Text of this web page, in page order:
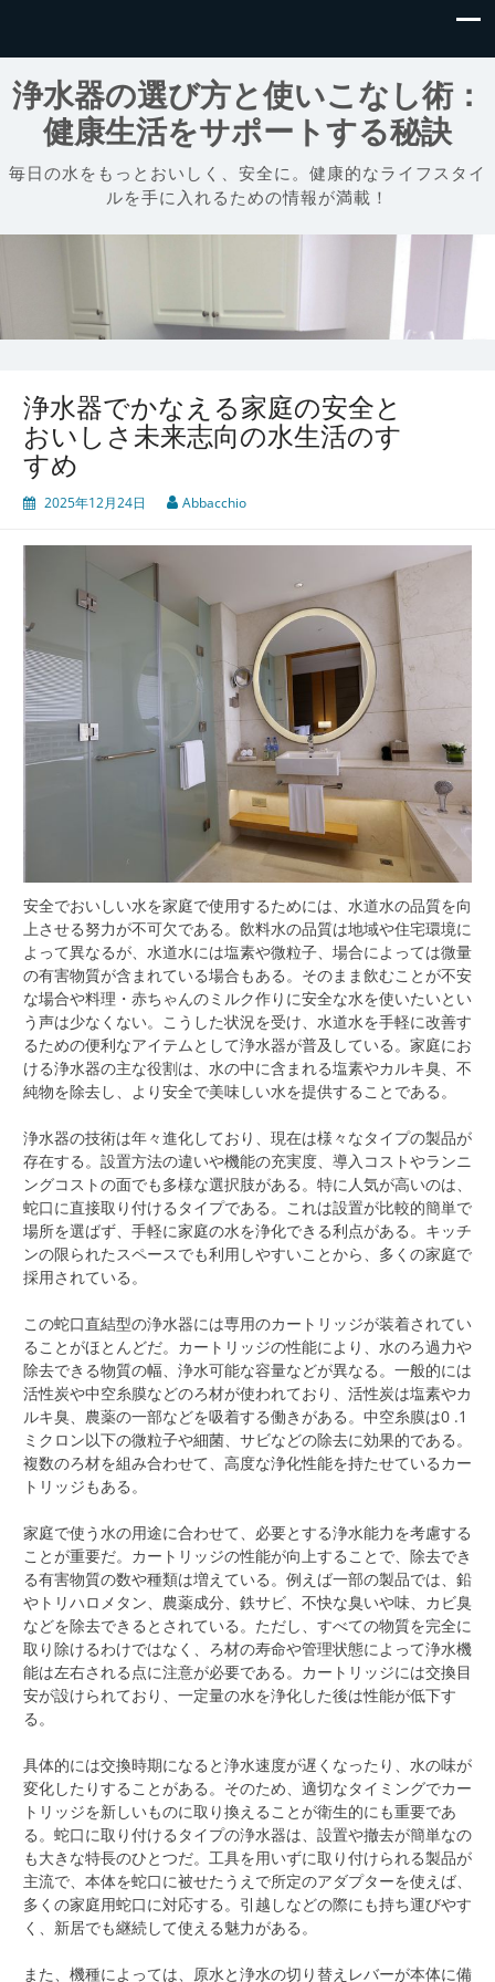
浄水器の選び方と使いこなし術：
健康生活をサポートする秘訣
毎日の水をもっとおいしく、安全に。健康的なライフスタイ
ルを手に入れるための情報が満載！
浄水器でかなえる家庭の安全と
おいしさ未来志向の水生活のす
すめ
2025年12月24日 Abbacchio
安全でおいしい水を家庭で使用するためには、水道水の品質を向
上させる努力が不可欠である。 飲料水の品質は地域や住宅環境に
よって異なるが、水道水には塩素や微粒子、場合によっては微量
の有害物質が含まれている場合もある。そのまま飲むことが不安
な場合や料理・赤ちゃんのミルク作りに安全な水を使いたいとい
う声は少なくない。こうした状況を受け、水道水を手軽に改善す
るための便利なアイテムとして浄水器が普及している。家庭にお
ける浄水器の主な役割は、水の中に含まれる塩素やカルキ臭、不
純物を除去し、より安全で美味しい水を提供することである。
浄水器の技術は年々進化しており、現在は様々なタイプの製品が
存在する。設置方法の違いや機能の充実度、導入コストやランニ
ングコストの面でも多様な選択肢がある。特に人気が高いのは、
蛇口に直接取り付けるタイプである。これは設置が比較的簡単で
場所を選ばず、手軽に家庭の水を浄化できる利点がある。キッチ
ンの限られたスペースでも利用しやすいことから、多くの家庭で
採用されている。
この蛇口直結型の浄水器には専用のカートリッジが装着されてい
ることがほとんどだ。カートリッジの性能により、水のろ過力や
除去できる物質の幅、浄水可能な容量などが異なる。一般的には
活性炭や中空糸膜などのろ材が使われており、活性炭は塩素やカ
ルキ臭、農薬の一部などを吸着する働きがある。中空糸膜は0 .1
ミクロン以下の微粒子や細菌、サビなどの除去に効果的である。
複数のろ材を組み合わせて、高度な浄化性能を持たせているカー
トリッジもある。
家庭で使う水の用途に合わせて、必要とする浄水能力を考慮する
ことが重要だ。カートリッジの性能が向上することで、除去でき
る有害物質の数や種類は増えている。例えば一部の製品では、鉛
やトリハロメタン、農薬成分、鉄サビ、不快な臭いや味、カビ臭
などを除去できるとされている。ただし、すべての物質を完全に
取り除けるわけではなく、ろ材の寿命や管理状態によって浄水機
能は左右される点に注意が必要である。カートリッジには交換目
安が設けられており、一定量の水を浄化した後は性能が低下す
る。
具体的には交換時期になると浄水速度が遅くなったり、水の味が
変化したりすることがある。そのため、適切なタイミングでカー
トリッジを新しいものに取り換えることが衛生的にも重要であ
る。蛇口に取り付けるタイプの浄水器は、設置や撤去が簡単なの
も大きな特長のひとつだ。工具を用いずに取り付けられる製品が
主流で、本体を蛇口に被せたうえで所定のアダプターを使えば、
多くの家庭用蛇口に対応する。引越しなどの際にも持ち運びやす
く、新居でも継続して使える魅力がある。
また、機種によっては、原水と浄水の切り替えレバーが本体に備